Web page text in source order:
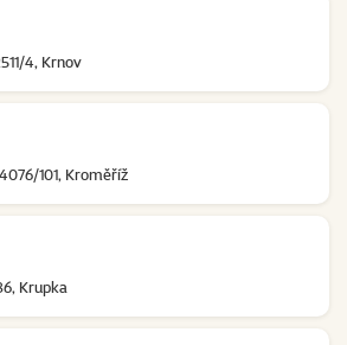
4, Krnov
101, Kroměříž
Krupka